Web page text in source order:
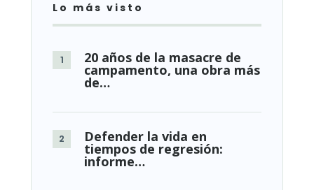
Lo más visto
20 años de la masacre de
campamento, una obra más
de…
Defender la vida en
tiempos de regresión:
informe…